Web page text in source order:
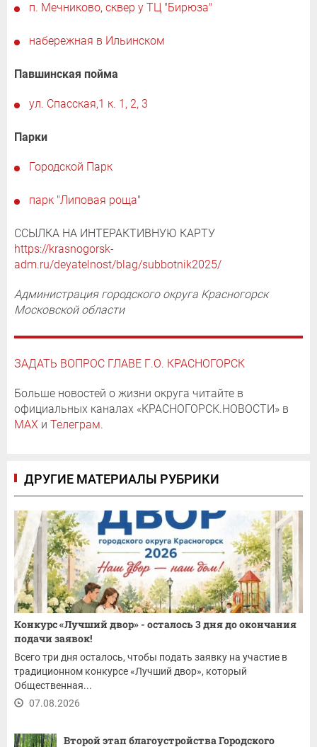
п. Мечниково, сквер у ТЦ "Бирюза"
набережная в Ильинском
Павшинская пойма
ул. Спасская,1 к. 1, 2, 3
Парки
Городской Парк
парк "Липовая роща"
ССЫЛКА НА ИНТЕРАКТИВНУЮ КАРТУ
https://krasnogorsk-
adm.ru/deyatelnost/blag/subbotnik2025/
Администрация городского округа Красногорск
Московской области
ЗАДАТЬ ВОПРОС ГЛАВЕ Г.О. КРАСНОГОРСК
Больше новостей о жизни округа читайте в
официальных каналах «КРАСНОГОРСК.НОВОСТИ» в
MAX и Телеграм.
ДРУГИЕ МАТЕРИАЛЫ РУБРИКИ
Конкурс «Лучший двор» - осталось 3 дня до окончания
подачи заявок!
Всего три дня осталось, чтобы подать заявку на участие в
традиционном конкурсе «Лучший двор», который
Общественная...
07.08.2026
Второй этап благоустройства Городского